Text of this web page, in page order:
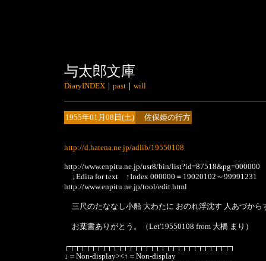
与太郎文庫
DiaryINDEX｜ past｜ will
1955年01月08日(土) 佐保姫の行方
http://d.hatena.ne.jp/adlib/19550108
http://www.enpitu.ne.jp/usr8/bin/list?id=87518&pg=000000
↓Edita for text ↑Index 000000＝19020102～99991231
http://www.enpitu.ne.jp/tool/edit.html
三尺のたななし小船 大わたに おのれ浮沈す 人あづから
お葉書ありがとう。（Let'19550108 from 大橋 まり）
┌┬┬┬┬┬┬┬┬┬┬┬┬┬┬┬┬┬┬┬┬┬┬┬┬┬┬┬┬┬┬┐
↓＝Non-display><↑＝Non-display